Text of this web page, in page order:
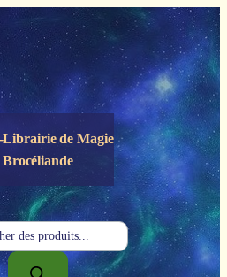
Librairie deMagie
Brocéliande